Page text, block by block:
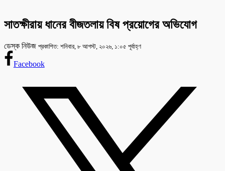
সাতক্ষীরায় ধানের বীজতলায় বিষ প্রয়োগের অভিযোগ
ডেস্ক নিউজ প্রকাশিত: শনিবার, ৮ আগস্ট, ২০২৬, ১:০৫ পূর্বাহ্ণ
Facebook